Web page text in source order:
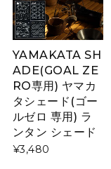
YAMAKATA SH
ADE(GOAL ZE
RO専用) ヤマカ
タシェード(ゴー
ルゼロ 専用) ラ
ンタン シェード
¥3,480